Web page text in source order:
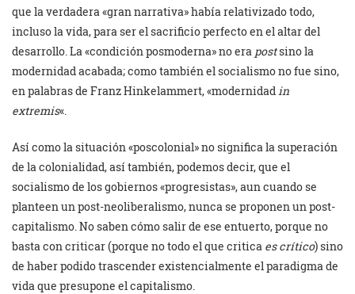
que la verdadera «gran narrativa» había relativizado todo,
incluso la vida, para ser el sacrificio perfecto en el altar del
desarrollo. La «condición posmoderna» no era postsino la
modernidad acabada; como también el socialismo no fue sino,
en palabras de Franz Hinkelammert, «modernidad in
extremis«.
Así como la situación «poscolonial» no significa la superación
de la colonialidad, así también, podemos decir, que el
socialismo de los gobiernos «progresistas», aun cuando se
planteen un post-neoliberalismo, nunca se proponen un post-
capitalismo. No saben cómo salir de ese entuerto, porque no
basta con criticar (porque no todo el que critica es crítico) sino
de haber podido trascender existencialmente el paradigma de
vida que presupone el capitalismo.